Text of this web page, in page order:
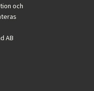
och
AB